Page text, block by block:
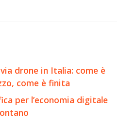
drone in Italia: come è
come è finita
per l’economia digitale